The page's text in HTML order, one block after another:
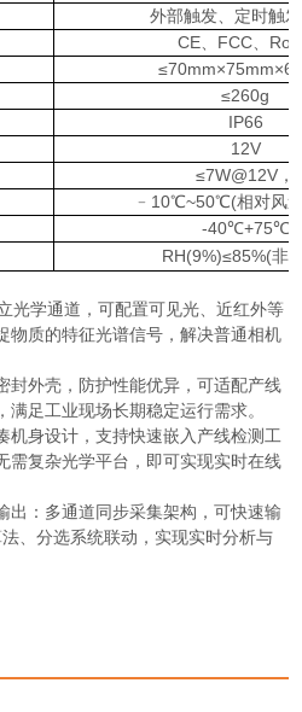
外部触发、定时触
CE、FCC、
≤260g
IP66
12V
≤7W@12V，
﹣10℃~50℃(相对风
-40℃+75℃
RH(9%)≤85%(非
光学通道，可配置可见光、近红外等
物质的特征光谱信号，解决普通相机
封外壳，防护性能优异，可适配产线
足工业现场长期稳定运行需求。
机身设计，支持快速嵌入产线检测工
需复杂光学平台，即可实现实时在线
出：多通道同步采集架构，可快速输
、分选系统联动，实现实时分析与